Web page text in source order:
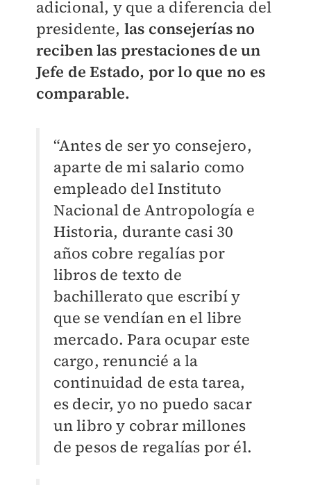
adicional, y que a diferencia del
presidente, las consejerías no
reciben las prestaciones de un
Jefe de Estado, por lo que no es
comparable.
“Antes de ser yo consejero,
aparte de mi salario como
empleado del Instituto
Nacional de Antropología e
Historia, durante casi 30
años cobre regalías por
libros de texto de
bachillerato que escribí y
que se vendían en el libre
mercado. Para ocupar este
cargo, renuncié a la
continuidad de esta tarea,
es decir, yo no puedo sacar
un libro y cobrar millones
de pesos de regalías por él.